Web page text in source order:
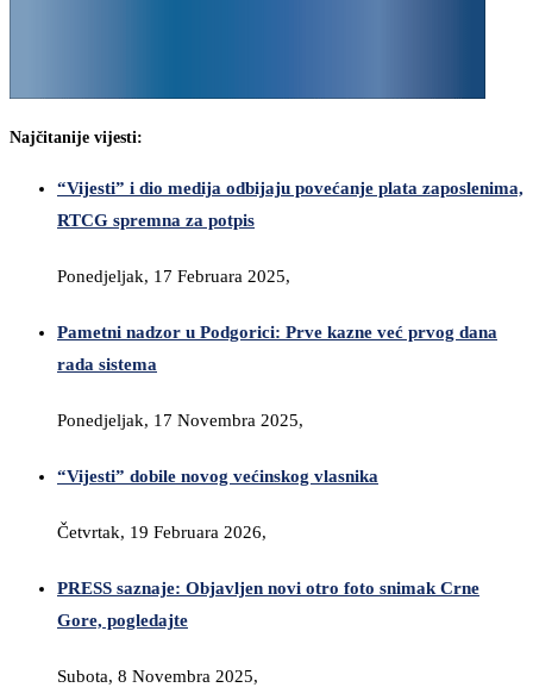
Najčitanije vijesti:
“Vijesti” i dio medija odbijaju povećanje plata zaposlenima,
RTCG spremna za potpis
Ponedjeljak, 17 Februara 2025,
Pametni nadzor u Podgorici: Prve kazne već prvog dana
rada sistema
Ponedjeljak, 17 Novembra 2025,
“Vijesti” dobile novog većinskog vlasnika
Četvrtak, 19 Februara 2026,
PRESS saznaje: Objavljen novi otro foto snimak Crne
Gore, pogledajte
Subota, 8 Novembra 2025,